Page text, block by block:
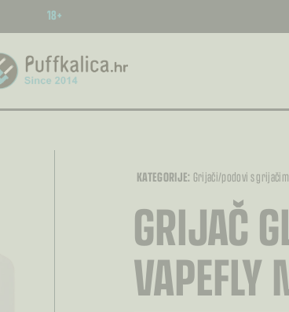
18+
KATEGORIJE: Grijači/podovi s
GRIJAČ
VAPEFLY